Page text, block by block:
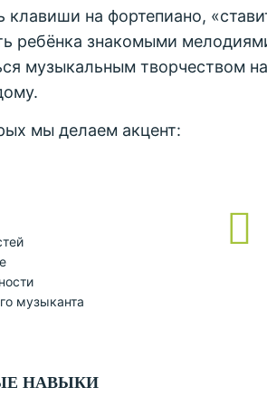
на фортепиано,
ребёнка знакомыми
музыкальным творчеством
мы делаем акцент:
музыканта
НАВЫКИ